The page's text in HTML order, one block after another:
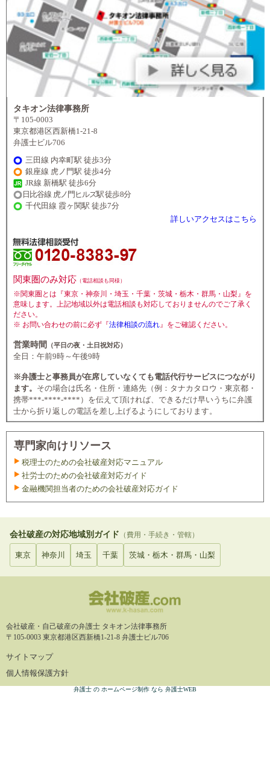
タキオン法律事務所
〒105-0003
東京都港区西新橋1-21-8
弁護士ビル706
三田線 内幸町駅 徒歩3分
銀座線 虎ノ門駅 徒歩4分
JR線 新橋駅 徒歩6分
日比谷線 虎ノ門ヒルズ駅 徒歩8分
千代田線 霞ヶ関駅 徒歩7分
詳しいアクセスはこちら
関東圏のみ対応 （電話相談も同様）
※関東圏とは『東京・神奈川・埼玉・千葉・茨城・栃木・群馬・山梨』を
意味します。上記地域以外は電話相談も対応しておりませんのでご了承く
ださい。
※ お問い合わせの前に必ず『法律相談の流れ 』をご確認ください。
営業時間 （平日の夜・土日祝対応）
全日：午前9時～午後9時
※弁護士と事務員が在席していなくても電話代行サービスにつながり
ます。 その場合は氏名・住所・連絡先（例：タナカタロウ・東京都・
携帯***-****-****）を伝えて頂ければ、できるだけ早いうちに弁護
士から折り返しの電話を差し上げるようにしております。
専門家向けリソース
税理士のための会社破産対応マニュアル
社労士のための会社破産対応ガイド
金融機関担当者のための会社破産対応ガイド
会社破産の対応地域別ガイド （費用・手続き・管轄）
東京 神奈川 埼玉 千葉 茨城・栃木・群馬・山梨
会社破産・自己破産の弁護士 タキオン法律事務所
〒105-0003 東京都港区西新橋1-21-8 弁護士ビル706
サイトマップ
個人情報保護方針
弁護士 の ホームページ制作 なら 弁護士WEB